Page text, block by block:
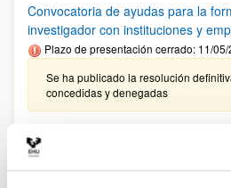
Convocatoria de ayudas para la
investigador con instituciones y
Plazo de presentación cerrado: 11/
Se ha publicado la resolución
concedidas y denegadas
Ayudas postdoctorales Ramón y